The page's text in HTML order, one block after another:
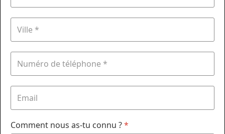
Comment nous as-tu connu ?*